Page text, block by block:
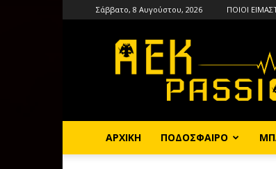
Σάββατο, 8 Αυγούστου, 2026 ΠΟΙΟΙ
ΑΡΧΙΚΗ ΠΟΔΟΣΦΑΙΡΟ